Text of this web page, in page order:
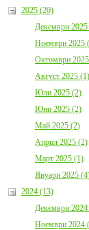
2025 (20)
Декември
Ноември 2025
Октомври
Август 2025 (1)
Юли 2025 (2)
Юни 2025 (2)
Май 2025 (2)
Април 2025 (2)
Март 2025 (1)
Януари 2025
2024 (13)
Декември
Ноември 2024